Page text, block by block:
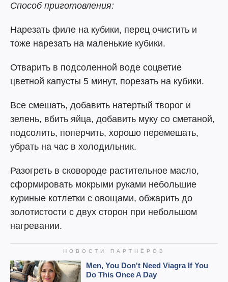
Способ приготовления:
Нарезать филе на кубики, перец очистить и
тоже нарезать на маленькие кубики.
Отварить в подсоленной воде соцветие
цветной капусты 5 минут, порезать на кубики.
Все смешать, добавить натертый творог и
зелень, вбить яйца, добавить муку со сметаной,
подсолить, поперчить, хорошо перемешать,
убрать на час в холодильник.
Разогреть в сковороде растительное масло,
сформировать мокрыми руками небольшие
куриные котлетки с овощами, обжарить до
золотистости с двух сторон при небольшом
нагревании.